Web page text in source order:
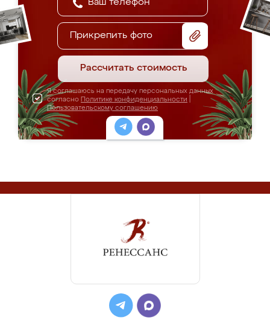
Прикрепить фото
Рассчитать стоимость
Я соглашаюсь на передачу персональных данных
согласно Политике конфиденциальности
Пользовательскому соглашению